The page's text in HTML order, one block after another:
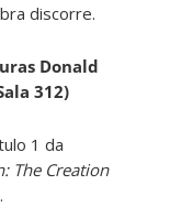
discorre.
Donald
312)
1 da
The Creation